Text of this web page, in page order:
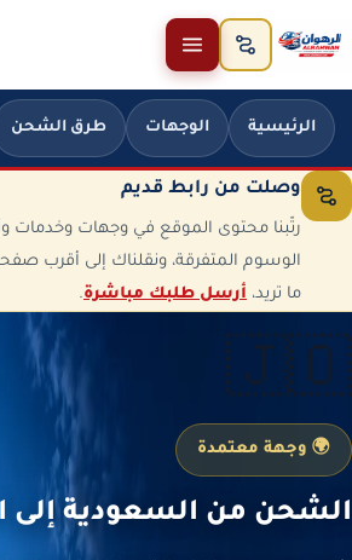
تخطَّ إلى المحتوى
الرئيسية الوجهات طرق الشحن
وصلت من رابط قديم
رتّبنا محتوى الموقع في وجهات وخدمات
الوسوم المتفرقة، ونقلناك إلى أقرب
ما تريد، أرسل طلبك مباشرة.
🇯🇴
🌍 وجهة معتمدة
الشحن من السعودية إلى